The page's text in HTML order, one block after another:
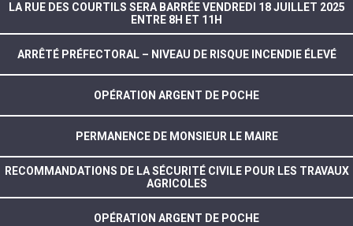
LA RUE DES COURTILS SERA BARRÉE VENDREDI 18 JUILLET 2025
ENTRE 8H ET 11H
ARRÊTÉ PRÉFECTORAL – NIVEAU DE RISQUE INCENDIE ÉLEVÉ
OPÉRATION ARGENT DE POCHE
PERMANENCE DE MONSIEUR LE MAIRE
RECOMMANDATIONS DE LA SÉCURITÉ CIVILE POUR LES TRAVAUX
AGRICOLES
OPÉRATION ARGENT DE POCHE